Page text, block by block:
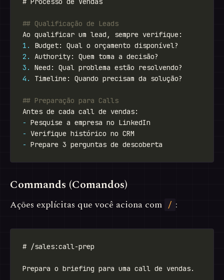
1.
2.
3.
4.
-
-
-
Commands (Comandos)
Ações explícitas que você aciona com / :